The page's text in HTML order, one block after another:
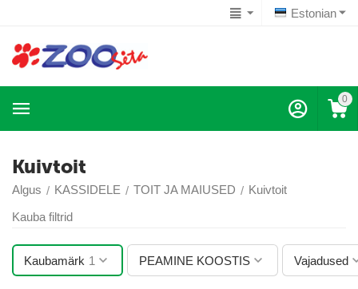
Estonian
0
Kuivtoit
Algus / KASSIDELE / TOIT JA MAIUSED / Kuivtoit
Kauba filtrid
Kaubamärk 1 PEAMINE KOOSTIS Vajadused